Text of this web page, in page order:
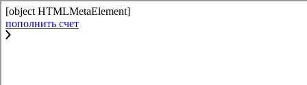
[object HTMLMetaElement]
пополнить счет